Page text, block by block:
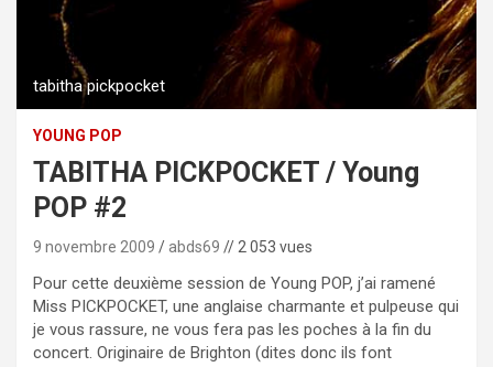
tabitha pickpocket
YOUNG POP
TABITHA PICKPOCKET / Young
POP #2
9 novembre 2009 abds69 // 2 053 vues
Pour cette deuxième session de Young POP, j’ai ramené
Miss PICKPOCKET, une anglaise charmante et pulpeuse qui
je vous rassure, ne vous fera pas les poches à la fin du
concert. Originaire de Brighton (dites donc ils font